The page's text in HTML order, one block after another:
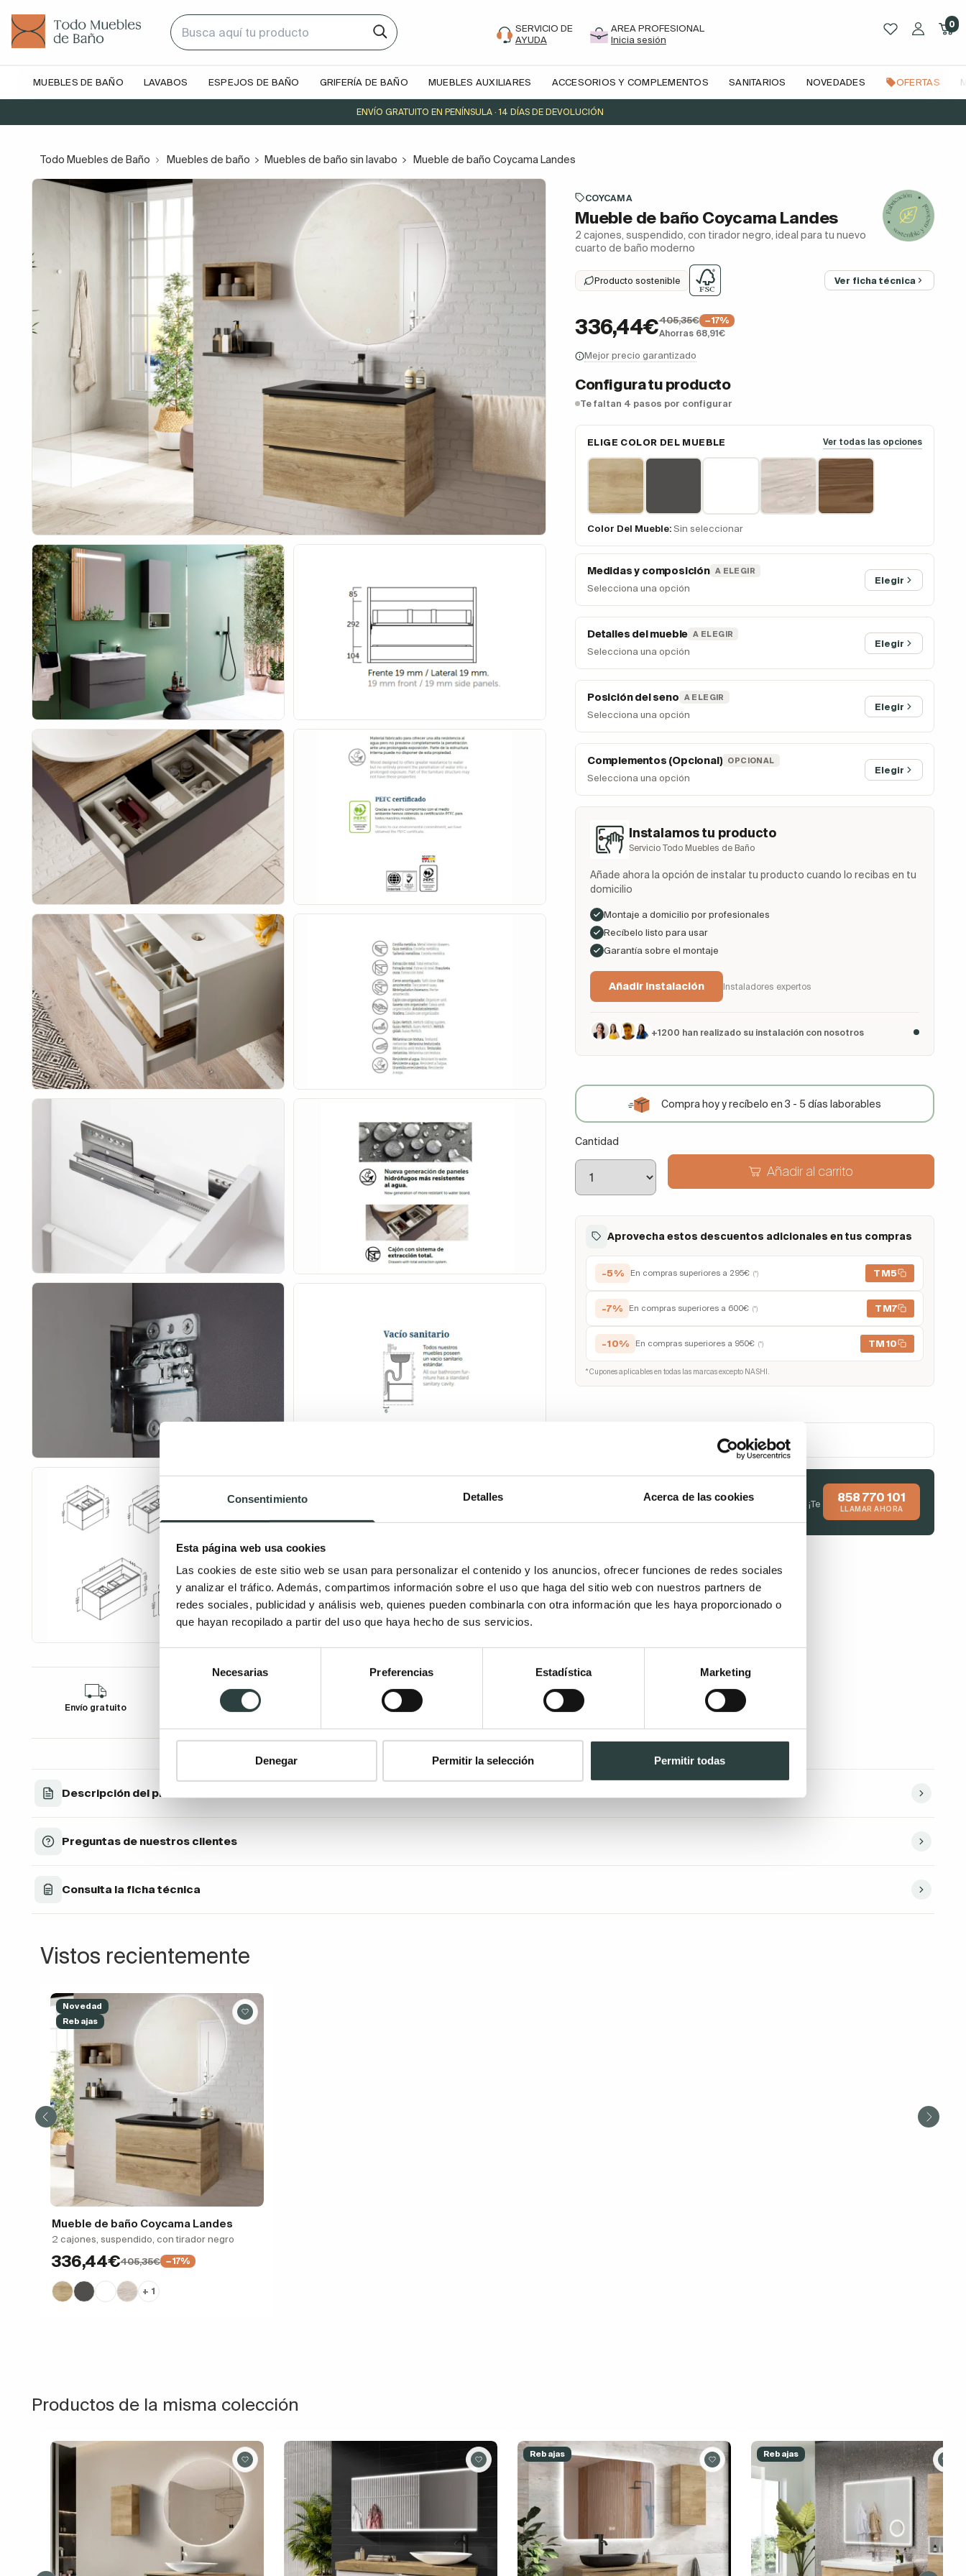
Consentimiento Detalles Acerca de las cookies
Esta página web usa cookies
Las cookies de este sitio web se usan para personalizar el contenido y los anuncios, ofrecer funciones de redes sociales
y analizar el tráfico. Además, compartimos información sobre el uso que haga del sitio web con nuestros partners de
redes sociales, publicidad y análisis web, quienes pueden combinarla con otra información que les haya proporcionado o
que hayan recopilado a partir del uso que haya hecho de sus servicios.
consentimiento
Necesarias Preferencias Estadística Marketing
Denegar Permitir la selección Permitir todas
SERVICIO DE
AYUDA
AREA PROFESIONAL
Inicia sesión
0
MUEBLES DE BAÑO LAVABOS ESPEJOS DE BAÑO GRIFERÍA DE BAÑO MUEBLES AUXILIARES ACCESORIOS Y COMPLEMENTOS SANITARIOS NOVEDADES OFERTAS
ENVÍO GRATUITO EN PENÍNSULA · 14 DÍAS DE DEVOLUCIÓN
Todo Muebles de Baño Muebles de baño Muebles de baño sin lavabo Mueble de baño Coycama Landes
Envío gratuito Financia tu compra
Devolución de 14
COYCAMA
Mueble de baño Coycama Landes
2 cajones, suspendido, con tirador negro, ideal para tu nuevo
cuarto de baño moderno
Producto sostenible Ver ficha técnica
336,44€405,35€
−17%
Ahorras 68,91€
Mejor precio garantizado
Configura tu producto
Te faltan 4 pasos por configurar
ELIGE COLOR DEL MUEBLE Ver todas las opciones
Color Del Mueble: Sin seleccionar
Medidas y composición A ELEGIR
Selecciona una opción
Elegir
Detalles del mueble A ELEGIR
Selecciona una opción
Elegir
Posición del seno A ELEGIR
Selecciona una opción
Elegir
Complementos (Opcional) OPCIONAL
Selecciona una opción
Elegir
Instalamos tu producto
Servicio Todo Muebles de Baño
Añade ahora la opción de instalar tu producto cuando lo recibas en tu
domicilio
Montaje a domicilio por profesionales
Recíbelo listo para usar
Garantía sobre el montaje
Añadir Instalación Instaladores expertos
+1200 han realizado su instalación con nosotros
Compra hoy y recíbelo en 3 - 5 días laborables
Cantidad
Añadir al carrito
Aprovecha estos descuentos adicionales en tus compras
-5% En compras superiores a 295€ (*) TM5
-7% En compras superiores a 600€ (*) TM7
-10% En compras superiores a 950€ (*) TM10
* Cupones aplicables en todas las marcas excepto NASHI.
Fracciona tu pago con Klarna
Llámanos y te asesoramos en tu compra. ¡Te
858 770 101
LLAMAR AHORA
Descripción del producto
Preguntas de nuestros clientes
Consulta la ficha técnica
Vistos recientemente
Novedad
Rebajas
Mueble de baño Coycama Landes
2 cajones, suspendido, con tirador negro
336,44€405,35€ −17%
+ 1
Productos de la misma colección
Rebajas Rebajas